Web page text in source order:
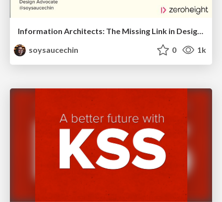
Information Architects: The Missing Link in Design Systems
soysaucechin
0 1k